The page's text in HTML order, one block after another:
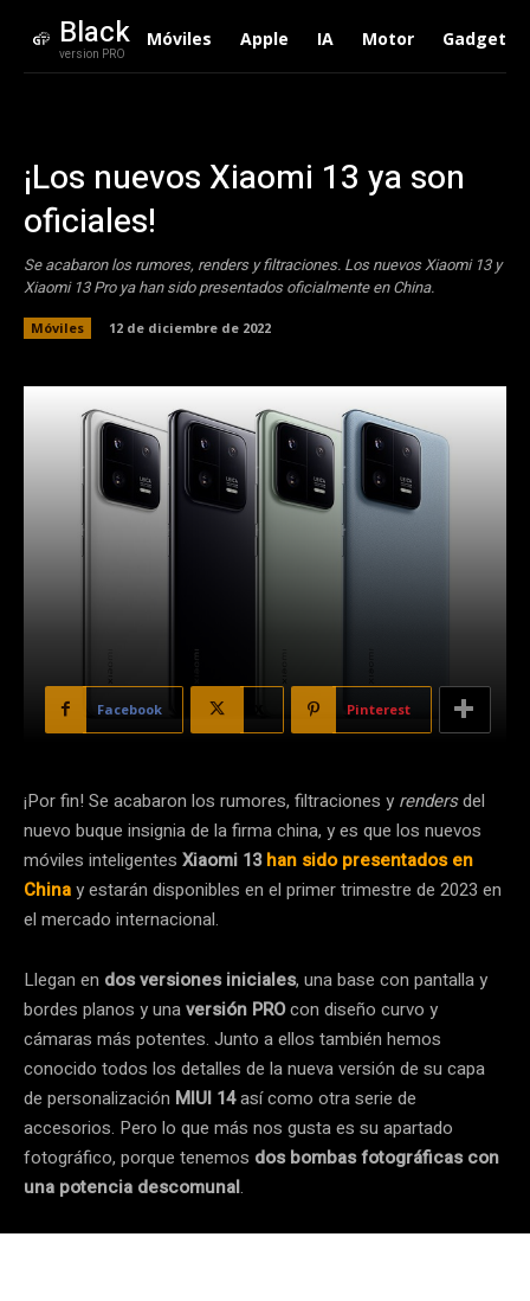
Black
version PRO
Móviles Apple IA Motor Gadgets
¡Los nuevos Xiaomi 13 ya son
oficiales!
Se acabaron los rumores, renders y filtraciones. Los nuevos Xiaomi 13 y
Xiaomi 13 Pro ya han sido presentados oficialmente en China.
Móviles 12 de diciembre de 2022
Facebook Pinterest
¡Por fin! Se acabaron los rumores, filtraciones y rendersdel
nuevo buque insignia de la firma china, y es que los nuevos
móviles inteligentes Xiaomi 13han sido presentados en
Chinay estarán disponibles en el primer trimestre de 2023 en
el mercado internacional.
Llegan en dos versiones iniciales, una base con pantalla y
bordes planos y unaversión PROcon diseño curvo y
cámaras más potentes. Junto a ellos también hemos
conocido todos los detalles de la nueva versión de su capa
de personalización MIUI 14así como otra serie de
accesorios. Pero lo que más nos gusta es su apartado
fotográfico, porque tenemos dos bombas fotográficas con
una potencia descomunal.